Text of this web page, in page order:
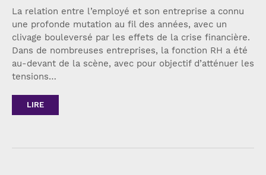
La relation entre l’employé et son entreprise a connu
une profonde mutation au fil des années, avec un
clivage bouleversé par les effets de la crise financière.
Dans de nombreuses entreprises, la fonction RH a été
au-devant de la scène, avec pour objectif d’atténuer les
tensions…
LIRE